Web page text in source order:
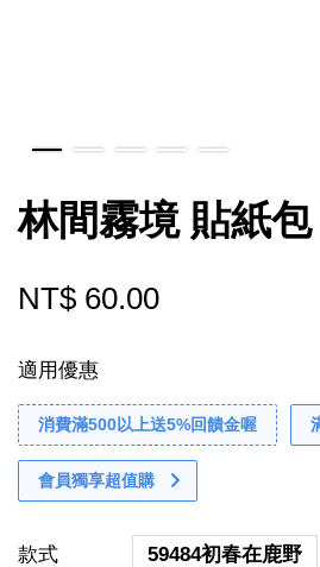
林間霧境 貼紙包
NT$ 60.00
適用優惠
消費滿500以上送5%回饋金喔
會員獨享超值購
款式 59484初春在鹿野